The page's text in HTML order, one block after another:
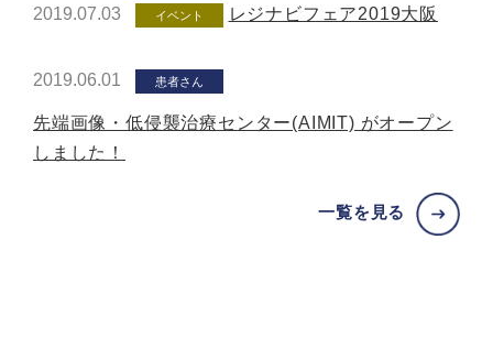
2019.07.03 イベント レジナビフェア2019大阪
2019.06.01 患者さん
先端画像・低侵襲治療センター(AIMIT) がオープン
しました！
一覧を見る